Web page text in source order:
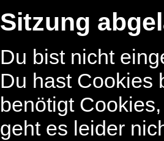
Sitzung
Du bist nicht
Du hast Cookies
benötigt
geht es leider